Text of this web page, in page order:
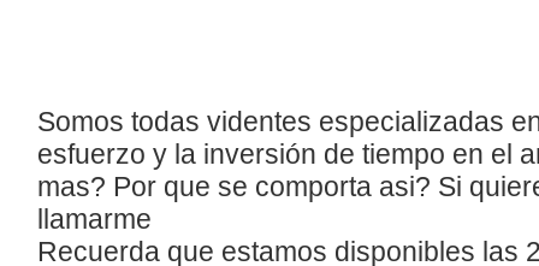
Somos todas videntes especializadas
esfuerzo y la inversión de tiempo en el
mas? Por que se comporta asi? Si
llamarme
Recuerda que estamos disponibles las